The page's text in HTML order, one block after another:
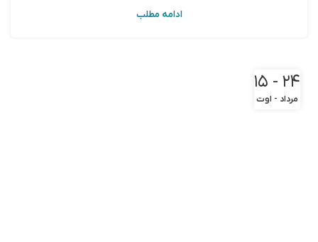
ادامه مطلب
۲۴ - ۱۵
مرداد - اوت